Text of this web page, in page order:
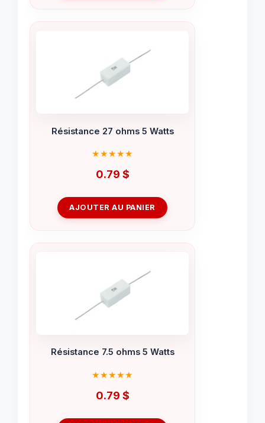
Résistance 27 ohms 5 Watts
0.79 $
AJOUTER AU PANIER
Résistance 7.5 ohms 5 Watts
0.79 $